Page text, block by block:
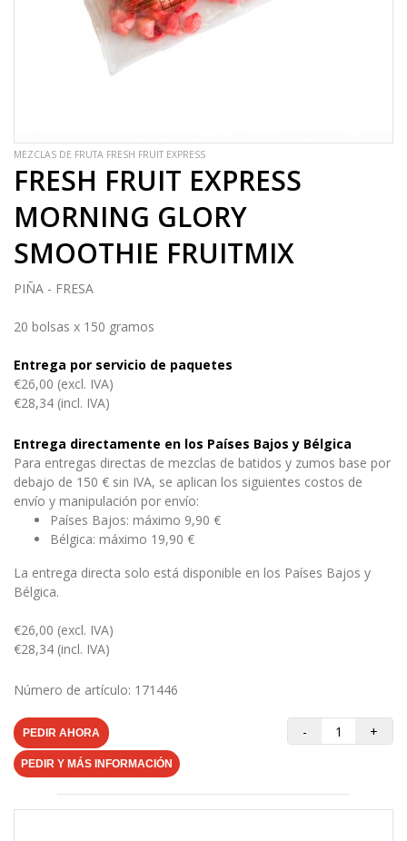
MEZCLAS DE FRUTA FRESH FRUIT EXPRESS
FRESH FRUIT EXPRESS
MORNING GLORY
SMOOTHIE FRUITMIX
PIÑA - FRESA
20 bolsas x 150 gramos
Entrega por servicio de paquetes
€26,00 (excl. IVA)
€28,34 (incl. IVA)
Entrega directamente en los Países Bajos y Bélgica
Para entregas directas de mezclas de batidos y zumos base por
debajo de 150 € sin IVA, se aplican los siguientes costos de
envío y manipulación por envío:
Países Bajos: máximo 9,90 €
Bélgica: máximo 19,90 €
La entrega directa solo está disponible en los Países Bajos y
Bélgica.
€26,00 (excl. IVA)
€28,34 (incl. IVA)
Número de artículo: 171446
PEDIR AHORA - +
PEDIR Y MÁS INFORMACIÓN